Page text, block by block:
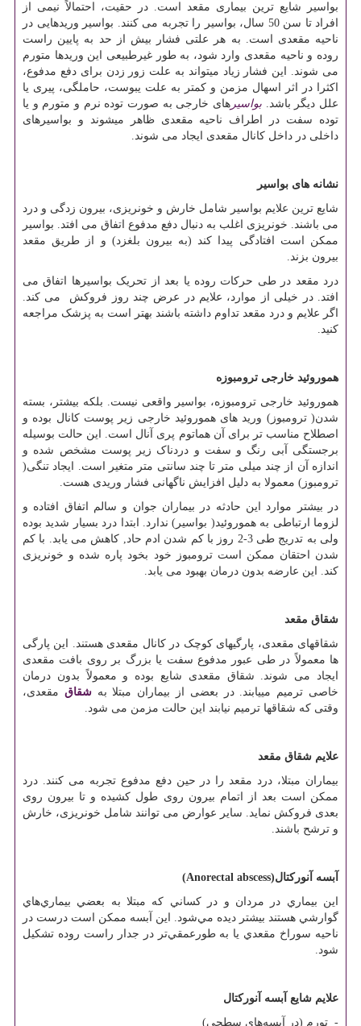
بواسیر شایع ترین بیماری مقعد است. در حقیت، احتمالاً نیمی از
افراد تا سن 50 سال، بواسیر را تجربه می‏ کنند. بواسیر وریدهایی در
ناحیه مقعدی است. به هر علتی فشار بیش از حد به پایین راست
روده و ناحیه مقعدی وارد شود، به طور غیرطبیعی این وریدها متورم
می شوند. این فشار زیاد می‏تواند به علت زور ‏زدن برای دفع مدفوع،
اکثرا در اثر اسهال مزمن و کمتر به علت یبوست، حاملگی، پیری یا
علل دیگر باشد. بواسیر های خارجی به صورت توده نرم و متورم و یا
توده سفت در اطراف ناحیه مقعدی ظاهر می‏شوند و بواسیرهای
داخلی در داخل کانال مقعدی ایجاد می‏ شوند.
نشانه های بواسیر
شایع ترین علایم بواسیر شامل خارش و خونریزی، بیرون زدگی و درد
می‏ باشند. خونریزی اغلب به دنبال دفع مدفوع اتفاق می ‏افتد. بواسیر
ممکن است افتادگی پیدا کند (به بیرون بلغزد) و از طریق مقعد
بیرون بزند.
درد مقعد در طی حرکات روده یا بعد از تحریک بواسیرها اتفاق می
افتد. در خیلی از موارد، علایم در عرض چند روز فروکش می‏ کند.
اگر علایم و درد مقعد تداوم داشته باشند بهتر است به پزشک مراجعه
کنید.
هموروئید خارجی ترومبوزه
هموروئید خارجی ترومبوزه، بواسیر واقعی نیست. بلکه بیشتر، بسته
شدن( ترومبوز) ورید های هموروئید خارجی زیر پوست کانال بوده و
اصطلاح مناسب تر برای آن هماتوم پری آنال است. این حالت بوسیله
برجستگی آبی رنگ و سفت و دردناک زیر پوست مشخص شده و
اندازه آن از چند میلی متر تا چند سانتی متر متغیر است. ایجاد تنگی(
ترومبوز) معمولا به دلیل افزایش ناگهانی فشار وریدی هست.
در بیشتر موارد این حادثه در بیماران جوان و سالم اتفاق افتاده و
لزوما ارتباطی به هموروئید( بواسیر) ندارد. ابتدا درد بسیار شدید بوده
ولی به تدریج طی 3-2 روز با کم شدن ادم حاد, کاهش می یابد. با کم
شدن احتقان ممکن است ترومبوز خود بخود پاره شده و خونریزی
کند. این عارضه بدون درمان بهبود می یابد.
شقاق مقعد
شقاق‏های مقعدی، پارگی‏های کوچک در کانال مقعدی هستند. این پارگی
ها معمولاً در طی عبور مدفوع سفت یا بزرگ بر روی بافت مقعدی
ایجاد می‏ شوند. شقاق مقعدی شایع بوده و معمولاً بدون درمان
خاصی ترمیم می‏یابند. در بعضی از بیماران مبتلا بهشقاق مقعدی،
وقتی که شقاق‏ها ترمیم نیابند این حالت مزمن می شود.
علایم شقاق مقعد
بیماران مبتلا، درد مقعد را در حین دفع مدفوع تجربه می ‏کنند. درد
ممکن است بعد از اتمام بیرون روی طول کشیده و تا بیرون روی
بعدی فروکش نماید. سایر عوارض می‏ توانند شامل خونریزی، خارش
و ترشح باشند.
آبسه‌ آنوركتال‌(Anorectal abscess)
اين‌ بيماري‌ در مردان‌ و در كساني‌ كه‌ مبتلا به‌ بعضي‌ بيماري‌هاي‌
گوارشي‌ هستند بيشتر ديده‌ مي‌شود. اين‌ آبسه‌ ممكن‌ است‌ درست‌ در
ناحيه‌ سوراخ‌ مقعدي‌ يا به‌ طورعمقي‌تر در جدار راست‌ روده‌ تشكيل‌
شود.
علايم‌ شايع‌ آبسه آنورکتال
- تورم‌ (در آبسه‌هاي‌ سطحي‌)